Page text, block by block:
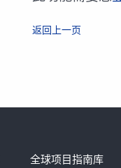
返回上一页
全球项目指南库